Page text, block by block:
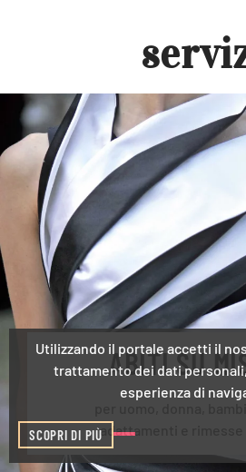
ABITI SU
adattamenti e rimesse
Utilizzando il portale accetti il
trattamento dei dati
esperienza di
SCOPRI DI PIÙ